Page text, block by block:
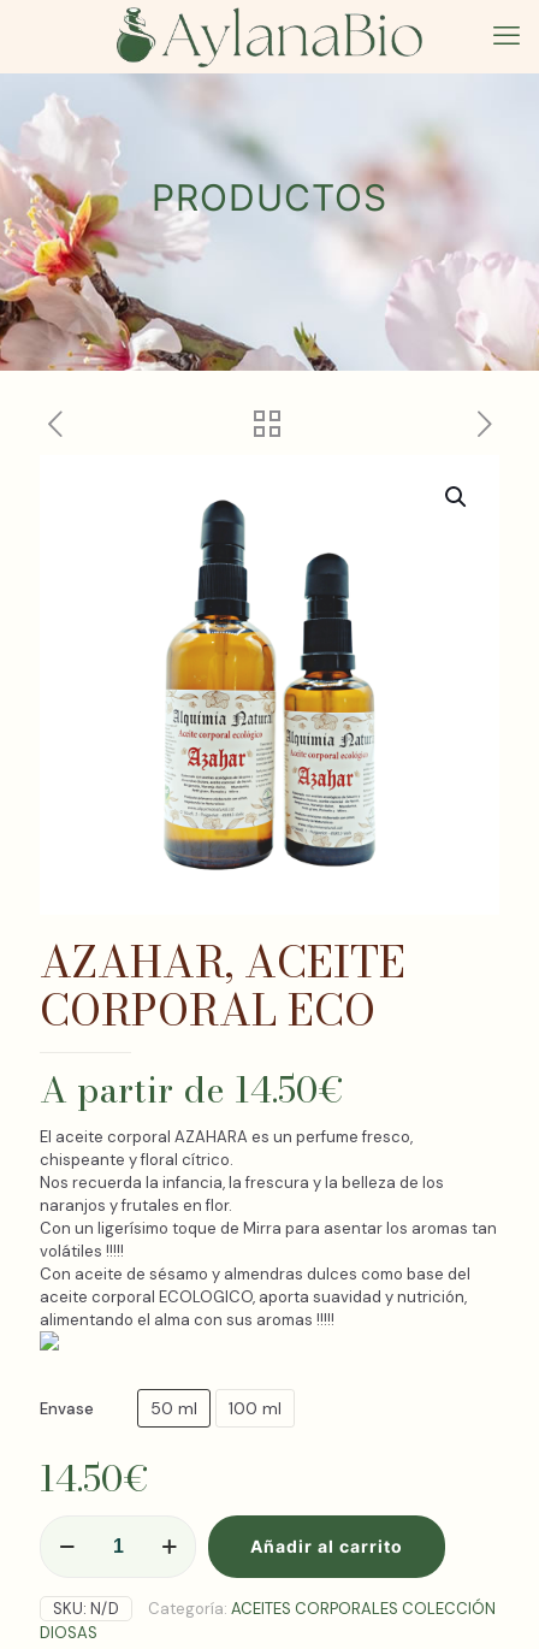
PRODUCTOS
AZAHAR, ACEITE
CORPORAL ECO
A partir de 14.50€
El aceite corporal AZAHARA es un perfume fresco,
chispeante y floral cítrico.
Nos recuerda la infancia, la frescura y la belleza de los
naranjos y frutales en flor.
Con un ligerísimo toque de Mirra para asentar los aromas tan
volátiles !!!!!
Con aceite de sésamo y almendras dulces como base del
aceite corporal ECOLOGICO, aporta suavidad y nutrición,
alimentando el alma con sus aromas !!!!!
Envase 50 ml 100 ml
14.50€
ACEITE
ECO
cantidad
Añadir al carrito
SKU: N/D Categoría: ACEITES CORPORALES COLECCIÓN
DIOSAS